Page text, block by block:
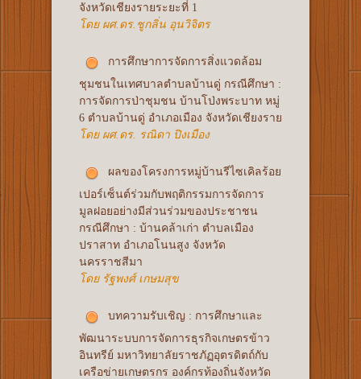
จังหวัดเชียงรายระยะที่ 1
โดย ผศ.ดร.ชูกลิ่น อุนวิจิตร
การศึกษาการจัดการสิ่งแวดล้อม
ชุมชนในเทศบาลตำบลบ้านดู่ กรณีศึกษา :
การจัดการป่าชุมชน บ้านโป่งพระบาท หมู่
6 ตำบลบ้านดู่ อำเภอเมือง จังหวัดเชียงราย
โดย ผศ.ดร. รณิดา ปิงเมือง
ผลของโครงการหมู่บ้านรีไซเคิลร้อย
เปอร์เซ็นต์ร่วมกับพฤติกรรมการจัดการ
มูลฝอยอย่างมีส่วนร่วมของประชาชน
กรณีศึกษา : บ้านคล้าเก่า ตำบลเมือง
ปราสาท อำเภอโนนสูง จังหวัด
นครราชสีมา
โดย รัฐพงศ์ เกษมสุข
บทความรับเชิญ : การศึกษาและ
พัฒนาระบบการจัดการธุรกิจเกษตรข้าว
อินทรีย์ มหาวิทยาลัยราชภัฏอุตรดิตถ์กับ
เครือข่ายเกษตรกร องค์กรท้องถิ่นจังหวัด